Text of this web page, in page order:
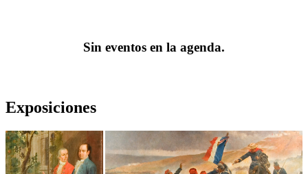
Sin eventos en la agenda.
Exposiciones